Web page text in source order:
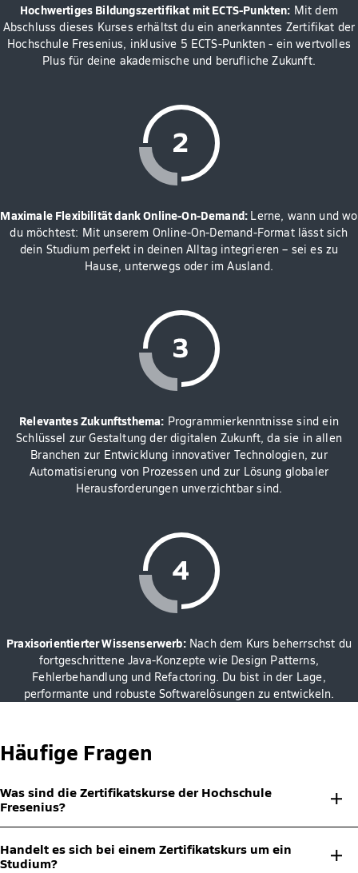
Hochwertiges Bildungszertifikat mit ECTS-Punkten: Mit dem
Abschluss dieses Kurses erhältst du ein anerkanntes Zertifikat der
Hochschule Fresenius, inklusive 5 ECTS-Punkten - ein wertvolles
Plus für deine akademische und berufliche Zukunft.
Maximale Flexibilität dank Online-On-Demand: Lerne, wann und wo
du möchtest: Mit unserem Online-On-Demand-Format lässt sich
dein Studium perfekt in deinen Alltag integrieren – sei es zu
Hause, unterwegs oder im Ausland.
Relevantes Zukunftsthema: Programmierkenntnisse sind ein
Schlüssel zur Gestaltung der digitalen Zukunft, da sie in allen
Branchen zur Entwicklung innovativer Technologien, zur
Automatisierung von Prozessen und zur Lösung globaler
Herausforderungen unverzichtbar sind.
Praxisorientierter Wissenserwerb:Nach dem Kurs beherrschst du
fortgeschrittene Java-Konzepte wie Design Patterns,
Fehlerbehandlung und Refactoring. Du bist in der Lage,
performante und robuste Softwarelösungen zu entwickeln.
Häufige Fragen
Was sind die Zertifikatskurse der Hochschule
Fresenius?
Weiterbildungen ab 3 Stunden, die dir eine gezielte und
punktgenaue Weiterbildung ermöglichen. Sie finden On
Handelt es sich bei einem Zertifikatskurs um ein
Studium?